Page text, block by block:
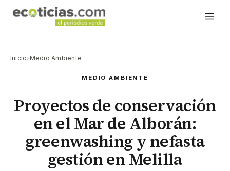
Inicio› Medio Ambiente
MEDIO AMBIENTE
Proyectos de conservación
en el Mar de Alborán:
greenwashing y nefasta
gestión en Melilla